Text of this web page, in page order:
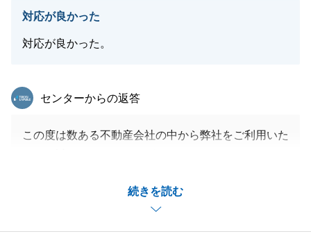
対応が良かった
対応が良かった。
続きを読む
東急リバブル
センターからの返答
この度は数ある不動産会社の中から弊社をご利用いた
いてから1か月以内で内覧、契約、引渡しまで行って
いただき、大変助かりました。
短い期間の中で、いろいろと動いていただき、ありが